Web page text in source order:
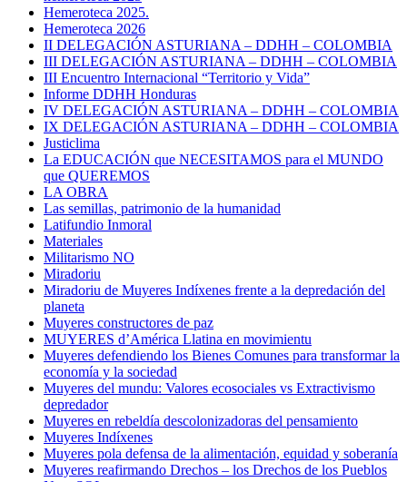
Hemeroteca 2025.
Hemeroteca 2026
II DELEGACIÓN ASTURIANA – DDHH – COLOMBIA
III DELEGACIÓN ASTURIANA – DDHH – COLOMBIA
III Encuentro Internacional “Territorio y Vida”
Informe DDHH Honduras
IV DELEGACIÓN ASTURIANA – DDHH – COLOMBIA
IX DELEGACIÓN ASTURIANA – DDHH – COLOMBIA
Justiclima
La EDUCACIÓN que NECESITAMOS para el MUNDO
que QUEREMOS
LA OBRA
Las semillas, patrimonio de la humanidad
Latifundio Inmoral
Materiales
Militarismo NO
Miradoriu
Miradoriu de Muyeres Indíxenes frente a la depredación del
planeta
Muyeres constructores de paz
MUYERES d’América Llatina en movimientu
Muyeres defendiendo los Bienes Comunes para transformar la
economía y la sociedad
Muyeres del mundu: Valores ecosociales vs Extractivismo
depredador
Muyeres en rebeldía descolonizadoras del pensamiento
Muyeres Indíxenes
Muyeres pola defensa de la alimentación, equidad y soberanía
Muyeres reafirmando Drechos – los Drechos de los Pueblos